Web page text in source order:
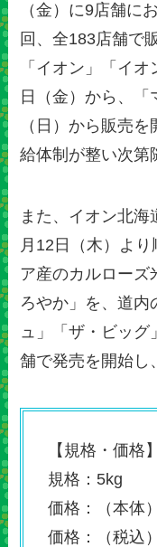
（金）に9店舗に
回、全183店舗で
「イオン」「イ
日（金）から、「
（日）から販売
給体制が整い次第
また、イオン北
月12日（木）よ
ア産のカルローズ
ろやか」を、道内
ュ」「ザ・ビッ
舗で発売を開始し
【規格・価格】
規格：5kg
価格：（本体
価格：（税込